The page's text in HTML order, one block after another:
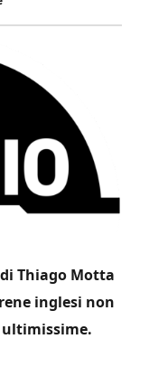
Thiago Motta
inglesi non
ultimissime.